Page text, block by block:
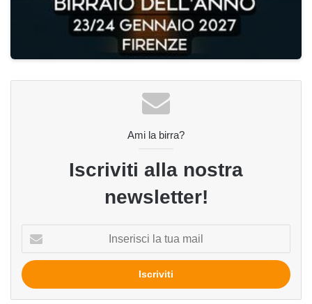
Ami la birra?
Iscriviti alla nostra
newsletter!
tua
mail